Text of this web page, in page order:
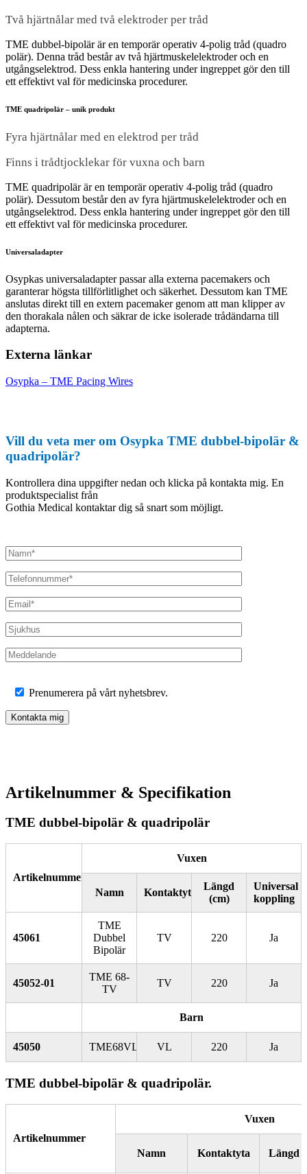
Två hjärtnålar med två elektroder per tråd
TME dubbel-bipolär är en temporär operativ 4-polig tråd (quadro
polär). Denna tråd består av två hjärtmuskelelektroder och en
utgångselektrod. Dess enkla hantering under ingreppet gör den till
ett effektivt val för medicinska procedurer.
TME quadripolär – unik produkt
Fyra hjärtnålar med en elektrod per tråd
Finns i trådtjocklekar för vuxna och barn
TME quadripolär är en temporär operativ 4-polig tråd (quadro
polär). Dessutom består den av fyra hjärtmuskelelektroder och en
utgångselektrod. Dess enkla hantering under ingreppet gör den till
ett effektivt val för medicinska procedurer.
Universaladapter
Osypkas universaladapter passar alla externa pacemakers och
garanterar högsta tillförlitlighet och säkerhet. Dessutom kan TME
anslutas direkt till en extern pacemaker genom att man klipper av
den thorakala nålen och säkrar de icke isolerade trådändarna till
adapterna.
Externa länkar
Osypka – TME Pacing Wires
Vill du veta mer om Osypka TME dubbel-bipolär &
quadripolär?
Kontrollera dina uppgifter nedan och klicka på kontakta mig. En
produktspecialist från
Gothia Medical kontaktar dig så snart som möjligt.
Prenumerera på vårt nyhetsbrev.
Artikelnummer & Specifikation
TME dubbel-bipolär & quadripolär
Artikelnummer
Vuxen
Namn Kontaktyta
Längd
(cm)
Universal
koppling
45061
TME
Dubbel
Bipolär
TV 220 Ja
45052-01
TME 68-
TV
TV 220 Ja
Barn
45050 TME68VL VL 220 Ja
TME dubbel-bipolär & quadripolär.
Artikelnummer
Vuxen
Namn Kontaktyta Längd